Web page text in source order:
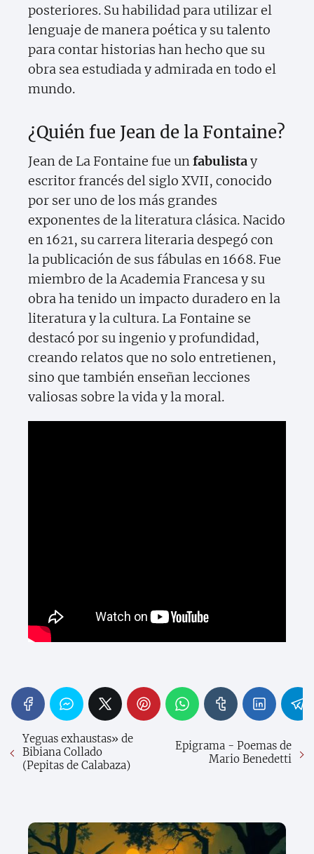
posteriores. Su habilidad para utilizar el
lenguaje de manera poética y su talento
para contar historias han hecho que su
obra sea estudiada y admirada en todo el
mundo.
¿Quién fue Jean de la Fontaine?
Jean de La Fontaine fue unfabulistay
escritor francés del siglo XVII, conocido
por ser uno de los más grandes
exponentes de la literatura clásica. Nacido
en 1621, su carrera literaria despegó con
la publicación de sus fábulas en 1668. Fue
miembro de la Academia Francesa y su
obra ha tenido un impacto duradero en la
literatura y la cultura. La Fontaine se
destacó por su ingenio y profundidad,
creando relatos que no solo entretienen,
sino que también enseñan lecciones
valiosas sobre la vida y la moral.
Yeguas exhaustas» de
Bibiana Collado
(Pepitas de Calabaza)
Epigrama - Poemas de
Mario Benedetti